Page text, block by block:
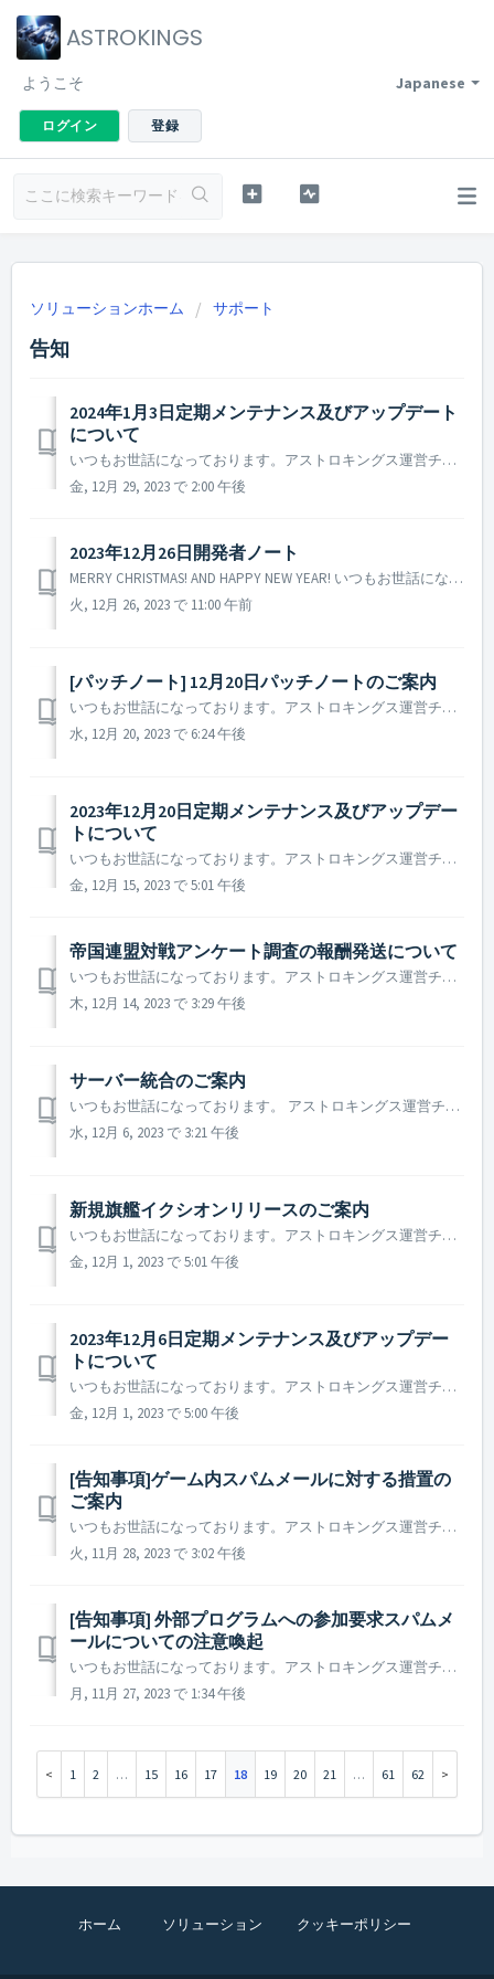
ASTROKINGS
Japanese
ようこそ
ログイン 登録
ソリューションホーム サポート
告知
2024年1月3日定期メンテナンス及びアップデート
について
いつもお世話になっております。アストロキングス運営チームです。 2024年1月3日に実施予定の定期メンテナンス及びアップデートについてご案内いたします。 ※ 本告知は事前告知であり、諸事情により一部内容が変更となる場合がございます。その際は改めてご案内させていただく予定です。 ...
金, 12月 29, 2023 で 2:00 午後
2023年12月26日開発者ノート
MERRY CHRISTMAS! AND HAPPY NEW YEAR! いつもお世話になっております。アストロキングス制作PDです。 本日は、開発者ノートを通して開発チームで準備を進めている2024年のアップデート計画について司令官の皆様にお伝えできればと存じます。 この内容の一部は既...
火, 12月 26, 2023 で 11:00 午前
[パッチノート] 12月20日パッチノートのご案内
いつもお世話になっております。アストロキングス運営チームです。 本日(2023年12月20日)実施されたパッチノートについてご案内いたします。 ▶ 2023年12月20日パッチノートのご案内 - 一部の言語において、ゲーム内の誤字脱字を修正しました。 ※ 参考事項 -...
水, 12月 20, 2023 で 6:24 午後
2023年12月20日定期メンテナンス及びアップデー
トについて
いつもお世話になっております。アストロキングス運営チームです。 2023年12月20日に実施予定の定期メンテナンス及びアップデートについてご案内いたします。 ※ 本告知は事前告知であり、諸事情により一部内容が変更となる場合がございます。その際は改めてご案内させていただく予定です。 ...
金, 12月 15, 2023 で 5:01 午後
帝国連盟対戦アンケート調査の報酬発送について
いつもお世話になっております。アストロキングス運営チームです。 帝国連盟対戦アンケート調査にたくさんのご協力をいただきどうもありがとうございました。 本アンケートにご協力いただいたお礼の報酬を本日支給させていただきました。 ただし、ご協力いただいた司令官様のうち、報酬受け取りのための司令...
木, 12月 14, 2023 で 3:29 午後
サーバー統合のご案内​
いつもお世話になっております。 アストロキングス運営チームです。 より良いゲーム環境をご提供するため、 2023年12月20日にサーバー統合を行う事をご案内致します。 ▶️ サーバー統合のご案内 ※ 2021年から実施されるサーバー統合は統合サーバー対象に統合前の2週間、サーバー統合...
水, 12月 6, 2023 で 3:21 午後
新規旗艦イクシオンリリースのご案内
いつもお世話になっております。アストロキングス運営チームです。 新規レールガン旗艦イクシオンがリリースされました！ イクシオンのリリースを記念して、イクシオンを無料で製作できるログインイベントと 成長支援イベントも同時に開催されますので、毎日ログインして様々な報酬を獲得してください！ ※ 本...
金, 12月 1, 2023 で 5:01 午後
2023年12月6日定期メンテナンス及びアップデー
トについて
いつもお世話になっております。アストロキングス運営チームです。 2023年12月6日に実施予定の定期メンテナンス及びアップデートについてご案内いたします。 ※ 本告知は事前告知であり、諸事情により一部内容が変更となる場合がございます。その際は改めてご案内させていただく予定です。 ▶...
金, 12月 1, 2023 で 5:00 午後
[告知事項]ゲーム内スパムメールに対する措置の
ご案内
いつもお世話になっております。アストロキングス運営チームです。 最近、外部プログラムへの参加を要求するゲーム内メールが不特定多数の司令官様に発送されているので今一度ご注意いただきますようお願い申し上げます。 我々アストロキングスでは、万が一に備え司令官様の被害を防止すべく、スパムメールを発送した...
火, 11月 28, 2023 で 3:02 午後
[告知事項] 外部プログラムへの参加要求スパムメ
ールについての注意喚起
いつもお世話になっております。アストロキングス運営チームです。 最近、連盟の重役への選定等をちらつかせ、外部プログラムへ参加するよう要求するゲーム内メールが不特定多数の司令官様に発送されているのでご注意ください。 出所不明のゲーム内メール、特に外部プログラムへの参加を促すメールは、司令官様の個人...
月, 11月 27, 2023 で 1:34 午後
1 2 … 15 16 17 18 19 20 21 … 61 62
ホーム ソリューション クッキーポリシー